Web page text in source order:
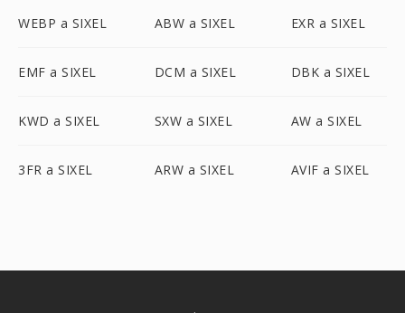
WEBP a SIXEL ABW a SIXEL EXR a SIXEL
EMF a SIXEL DCM a SIXEL DBK a SIXEL
KWD a SIXEL SXW a SIXEL AW a SIXEL
3FR a SIXEL ARW a SIXEL AVIF a SIXEL